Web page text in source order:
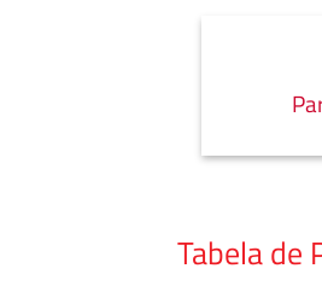
Tabela de